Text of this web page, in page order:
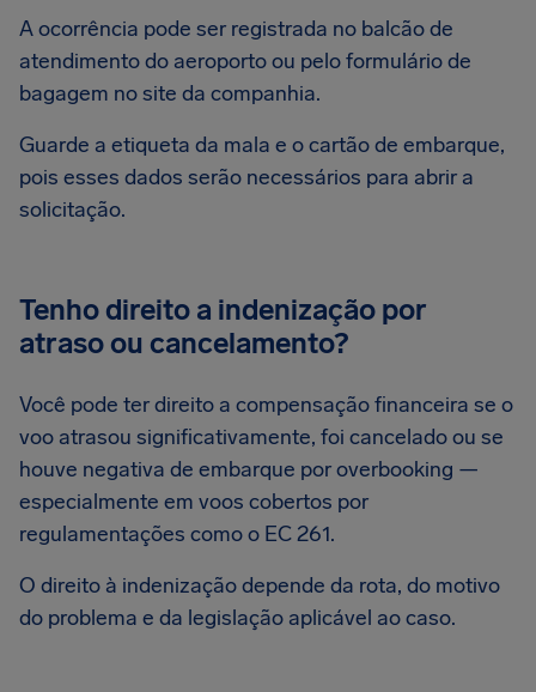
A ocorrência pode ser registrada no balcão de
atendimento do aeroporto ou pelo formulário de
bagagem no site da companhia.
Guarde a etiqueta da mala e o cartão de embarque,
pois esses dados serão necessários para abrir a
solicitação.
Tenho direito a indenização por
atraso ou cancelamento?
Você pode ter direito a compensação financeira se o
voo atrasou significativamente, foi cancelado ou se
houve negativa de embarque por overbooking —
especialmente em voos cobertos por
regulamentações como o EC 261.
O direito à indenização depende da rota, do motivo
do problema e da legislação aplicável ao caso.